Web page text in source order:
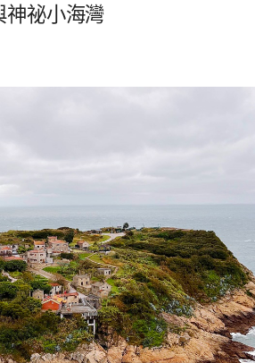
神祕小海灣